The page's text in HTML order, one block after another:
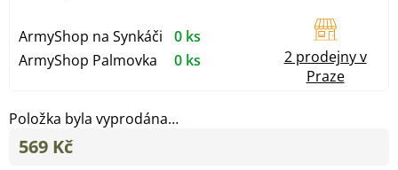
Položka byla vyprodána…
569 Kč
ArmyShop na Synkáči
0 ks
ArmyShop Palmovka
0 ks
2 prodejny v
Praze